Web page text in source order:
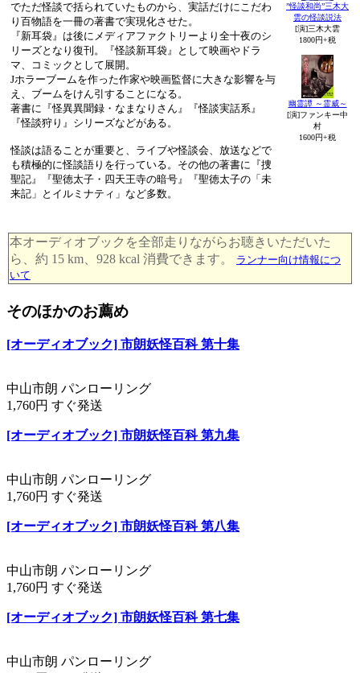
でただ怪談で括られていたものから、実話だけにこだわ
り百物語を一冊の著書で実現化させた。
『新耳袋』は後にメディアファクトリーより全十夜のシ
リーズとなり復刊。『怪談新耳袋』として映画やドラ
マ、コミックとして展開。
Jホラーブームを作った作家や映画監督に大きな影響を与
え、ブームをけん引することになる。
著書に『怪異異聞録・なまなりさん』『怪談実話系』
『怪談狩り』シリーズなどがある。
怪談は語ることが重要と、ライブや怪談会、放送などで
も積極的に怪談語りを行っている。その他の著書に『捜
聖記』『聖徳太子・四天王寺の暗号』『聖徳太子の「未
来記」とイルミナティ」など多数。
”怪談和尚”三木大
雲の怪談説法
[演]三木大雲
1800円+税
幽霊譚 ～霊威～
[演]ファンキー中
村
1600円+税
本オーディオブックを全部走りながらお聴きいただいた
ら、約 15 km、928 kcal 消費できます。
ランナー向け情報につ
いて
そのほかのお薦め
[オーディオブック] 市朗妖怪百科 第十集
中山市朗 パンローリング
1,760円 すぐ発送
[オーディオブック] 市朗妖怪百科 第九集
中山市朗 パンローリング
1,760円 すぐ発送
[オーディオブック] 市朗妖怪百科 第八集
中山市朗 パンローリング
1,760円 すぐ発送
[オーディオブック] 市朗妖怪百科 第七集
中山市朗 パンローリング